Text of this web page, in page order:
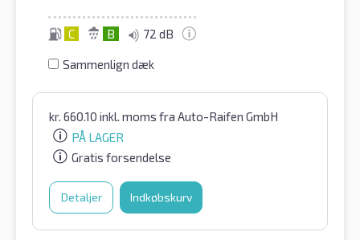
C B 72 dB
Sammenlign dæk
kr. 660.10 inkl. moms fra Auto-Raifen GmbH
PÅ LAGER
Gratis forsendelse
Detaljer Indkøbskurv